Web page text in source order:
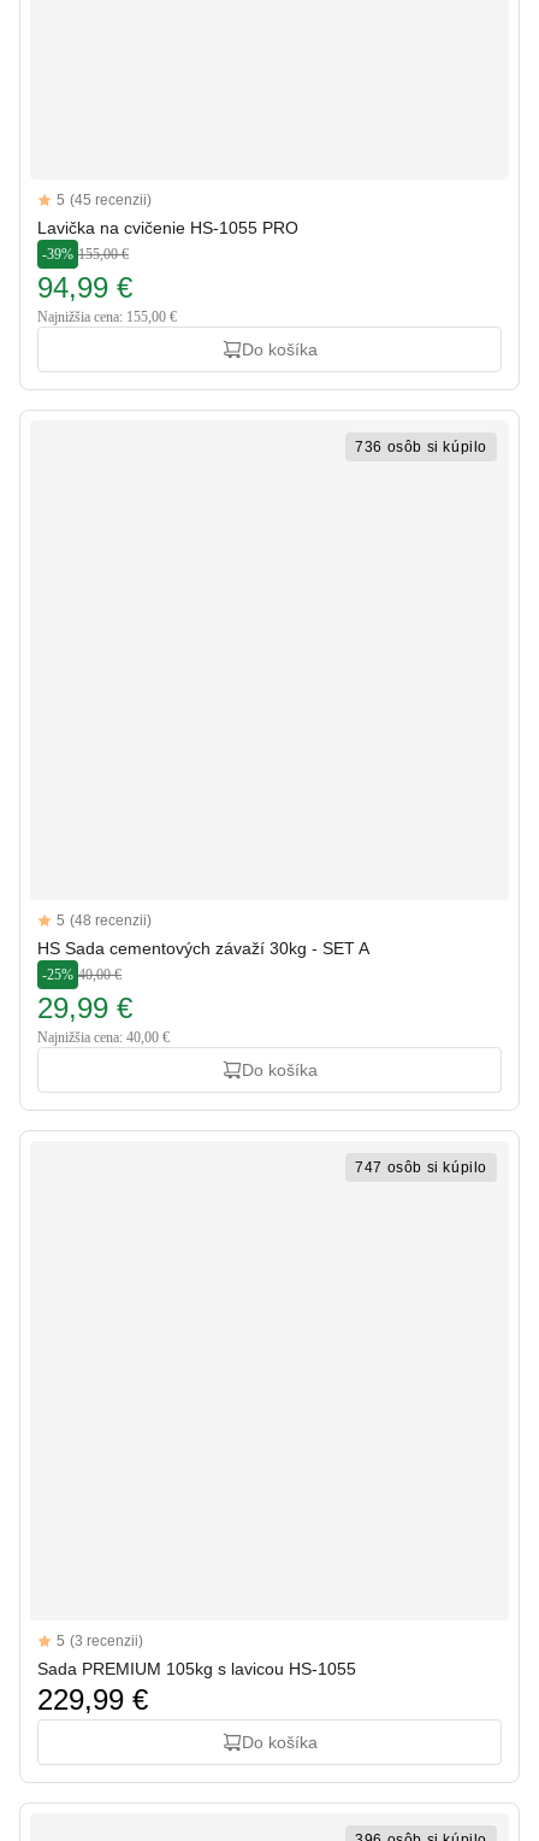
Reviews
5 out of 5 stars
5 (45 recenzii)
Lavička na cvičenie HS-1055 PRO
-39% 155,00 €
94,99 €
Najnižšia cena: 155,00 €
Do košíka
736 osôb si kúpilo
Reviews
5 out of 5 stars
5 (48 recenzii)
HS Sada cementových závaží 30kg - SET A
-25% 40,00 €
29,99 €
Najnižšia cena: 40,00 €
Do košíka
747 osôb si kúpilo
Reviews
5 out of 5 stars
5 (3 recenzii)
Sada PREMIUM 105kg s lavicou HS-1055
229,99 €
Do košíka